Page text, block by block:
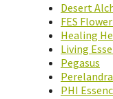
Desert
FES
Healing
Living
Pegasus
Perelandra
PHI